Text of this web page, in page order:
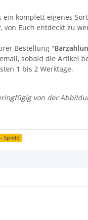
komplett eigenes
von Euch entdeckt zu
Bestellung "
sobald die Artikel
1 bis 2 Werktage.
von der
Spiele